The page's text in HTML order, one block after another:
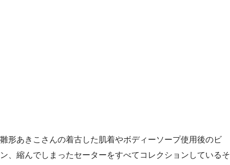
雛形あきこさんの着古した肌着やボディーソープ使用後のビ
ン、縮んでしまったセーターをすべてコレクションしているそ